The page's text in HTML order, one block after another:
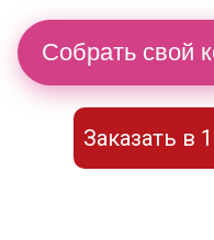
Собрать свой
Заказать в